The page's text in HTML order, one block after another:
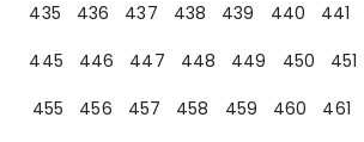
435
436 437 438 439 440 441
445
446 447 448 449 450 451
455
456 457 458 459 460 461